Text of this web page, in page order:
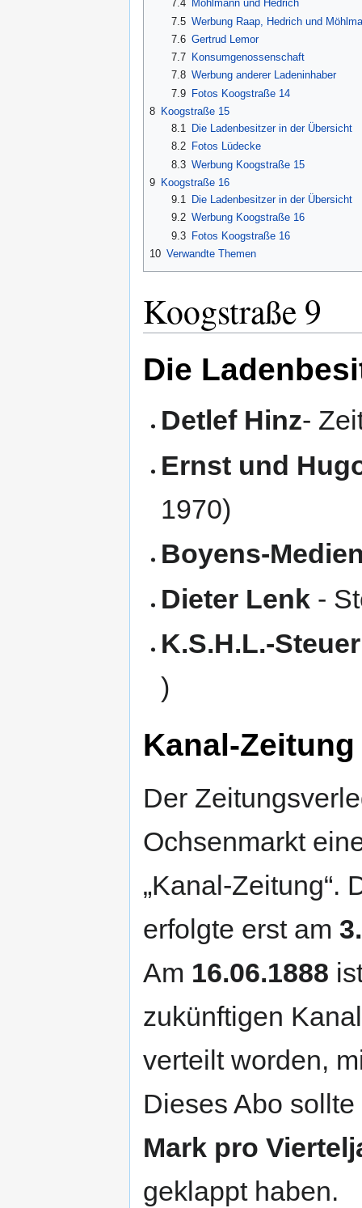
7.4
Möhlmann und Hedrich
7.5 Werbung Raap, Hedrich und
7.6 Gertrud Lemor
7.7
Konsumgenossenschaft
7.8 Werbung anderer Ladeninhaber
7.9
Fotos Koogstraße 14
8 Koogstraße 15
8.1
Die Ladenbesitzer in der Übersicht
8.2
Fotos Lüdecke
8.3 Werbung Koogstraße 15
9 Koogstraße 16
9.1
Die Ladenbesitzer in der Übersicht
9.2 Werbung Koogstraße 16
9.3
Fotos Koogstraße 16
10 Verwandte Themen
Koogstraße 9
Die
Detlef Hinz-
Ernst und
1970)
Boyens-
Dieter Lenk -
K.S.H.L.-
)
Kanal-Zeitung
Der
Ochsenmarkt
„Kanal-Zeitung“.
erfolgte erst am
Am 16.06.1888
zukünftigen
verteilt worden,
Dieses Abo
Mark pro
geklappt haben.